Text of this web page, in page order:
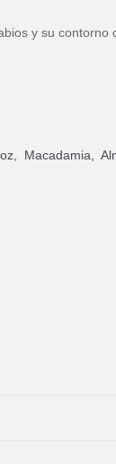
y su contorno
Macadamia,